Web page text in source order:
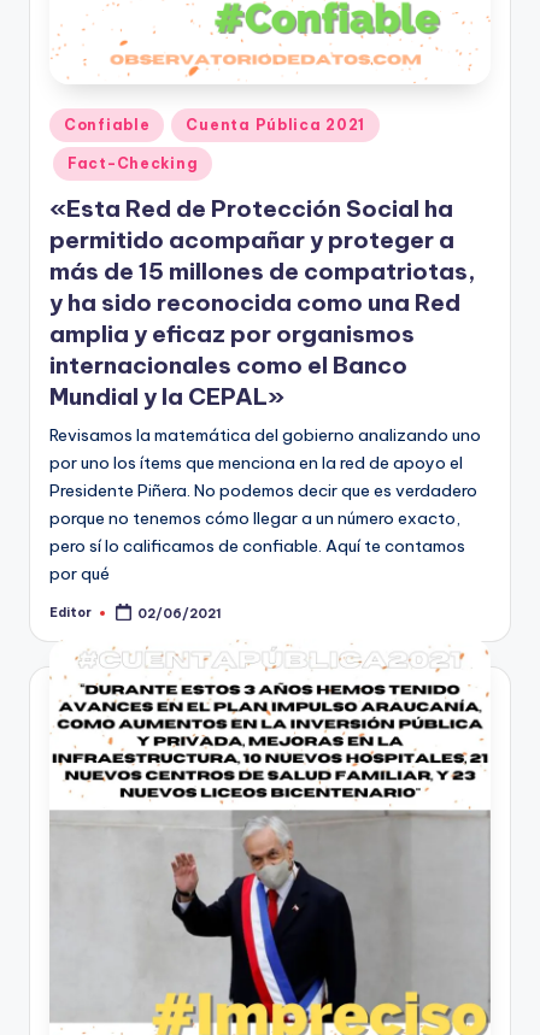
Publicado
en
Confiable Cuenta Pública 2021
Fact-Checking
«Esta Red de Protección Social ha
permitido acompañar y proteger a
más de 15 millones de compatriotas,
y ha sido reconocida como una Red
amplia y eficaz por organismos
internacionales como el Banco
Mundial y la CEPAL»
Revisamos la matemática del gobierno analizando uno
por uno los ítems que menciona en la red de apoyo el
Presidente Piñera. No podemos decir que es verdadero
porque no tenemos cómo llegar a un número exacto,
pero sí lo calificamos de confiable. Aquí te contamos
por qué
Publicado
Editor 02/06/2021